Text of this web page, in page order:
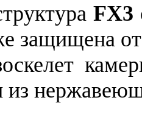
FX3
защищена
из